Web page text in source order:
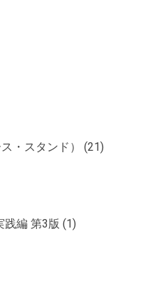
・スタンド）
(21)
践編 第3版 (1)